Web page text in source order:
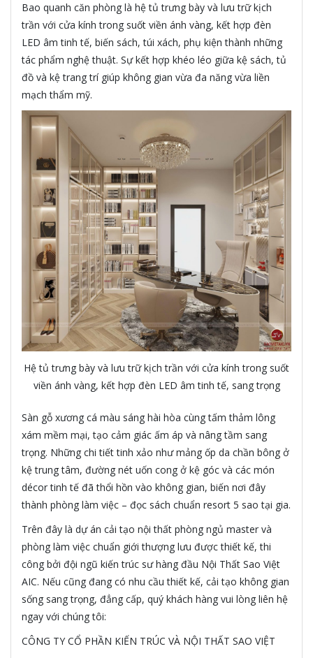
Bao quanh căn phòng là hệ tủ trưng bày và lưu trữ kịch
trần với cửa kính trong suốt viền ánh vàng, kết hợp đèn
LED âm tinh tế, biến sách, túi xách, phụ kiện thành những
tác phẩm nghệ thuật. Sự kết hợp khéo léo giữa kệ sách, tủ
đồ và kệ trang trí giúp không gian vừa đa năng vừa liền
mạch thẩm mỹ.
Hệ tủ trưng bày và lưu trữ kịch trần với cửa kính trong suốt
viền ánh vàng, kết hợp đèn LED âm tinh tế, sang trọng
Sàn gỗ xương cá màu sáng hài hòa cùng tấm thảm lông
xám mềm mại, tạo cảm giác ấm áp và nâng tầm sang
trọng. Những chi tiết tinh xảo như mảng ốp da chần bông ở
kệ trung tâm, đường nét uốn cong ở kệ góc và các món
décor tinh tế đã thổi hồn vào không gian, biến nơi đây
thành phòng làm việc – đọc sách chuẩn resort 5 sao tại gia.
Trên đây là dự án cải tạo nội thất phòng ngủ master và
phòng làm việc chuẩn giới thượng lưu được thiết kế, thi
công bởi đội ngũ kiến trúc sư hàng đầu Nội Thất Sao Việt
AIC. Nếu cũng đang có nhu cầu thiết kế, cải tạo không gian
sống sang trọng, đẳng cấp, quý khách hàng vui lòng liên hệ
ngay với chúng tôi:
CÔNG TY CỔ PHẦN KIẾN TRÚC VÀ NỘI THẤT SAO VIỆT